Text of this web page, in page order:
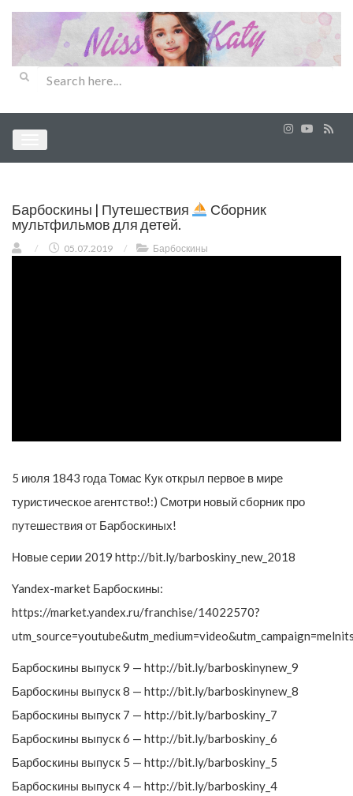
Барбоскины | Путешествия
Сборник
мультфильмов для детей.
/ 05.07.2019 / Барбоскины
5 июля 1843 года Томас Кук открыл первое в мире
туристическое агентство!:) Смотри новый сборник про
путешествия от Барбоскиных!
Новые серии 2019 http://bit.ly/barboskiny_new_2018
Yandex-market Барбоскины:
https://market.yandex.ru/franchise/14022570?
Барбоскины выпуск 9 — http://bit.ly/barboskinynew_9
Барбоскины выпуск 8 — http://bit.ly/barboskinynew_8
Барбоскины выпуск 7 — http://bit.ly/barboskiny_7
Барбоскины выпуск 6 — http://bit.ly/barboskiny_6
Барбоскины выпуск 5 — http://bit.ly/barboskiny_5
Барбоскины выпуск 4 — http://bit.ly/barboskiny_4